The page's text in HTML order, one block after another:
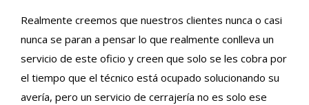
Realmente creemos que nuestros clientes nunca o casi
nunca se paran a pensar lo que realmente conlleva un
servicio de este oficio y creen que solo se les cobra por
el tiempo que el técnico está ocupado solucionando su
avería, pero un servicio de cerrajería no es solo ese